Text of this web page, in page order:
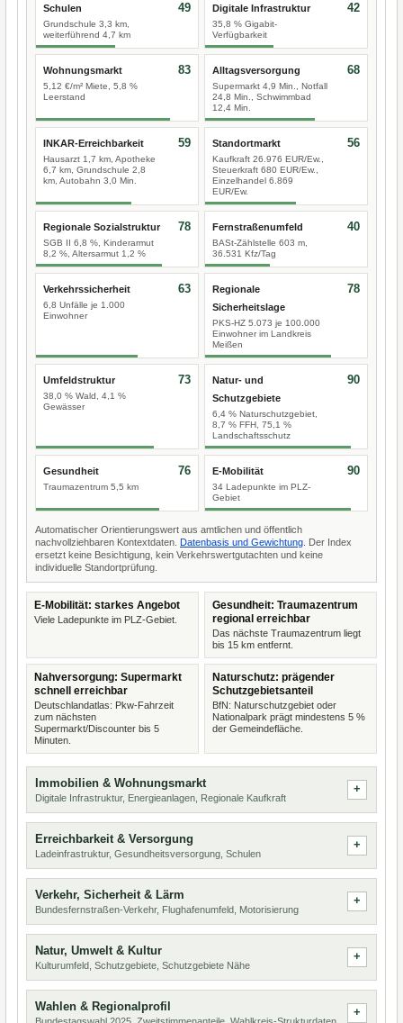
Schulen
Grundschule 3,3 km,
weiterführend 4,7 km
49 Digitale Infrastruktur
35,8 % Gigabit-
Verfügbarkeit
42
Wohnungsmarkt
5,12 €/m² Miete, 5,8 %
Leerstand
83 Alltagsversorgung
Supermarkt 4,9 Min., Notfall
24,8 Min., Schwimmbad
12,4 Min.
68
INKAR-Erreichbarkeit
Hausarzt 1,7 km, Apotheke
6,7 km, Grundschule 2,8
km, Autobahn 3,0 Min.
59 Standortmarkt
Kaufkraft 26.976 EUR/Ew.,
Steuerkraft 680 EUR/Ew.,
Einzelhandel 6.869
EUR/Ew.
56
Regionale Sozialstruktur
SGB II 6,8 %, Kinderarmut
8,2 %, Altersarmut 1,2 %
78 Fernstraßenumfeld
BASt-Zählstelle 603 m,
36.531 Kfz/Tag
40
Verkehrssicherheit
6,8 Unfälle je 1.000
Einwohner
63
Regionale
Sicherheitslage
PKS-HZ 5.073 je 100.000
Einwohner im Landkreis
Meißen
78
Umfeldstruktur
38,0 % Wald, 4,1 %
Gewässer
73
Natur- und
Schutzgebiete
6,4 % Naturschutzgebiet,
8,7 % FFH, 75,1 %
Landschaftsschutz
90
Gesundheit
Traumazentrum 5,5 km
76 E-Mobilität
34 Ladepunkte im PLZ-
Gebiet
90
Automatischer Orientierungswert aus amtlichen und öffentlich
nachvollziehbaren Kontextdaten. Datenbasis und Gewichtung . Der Index
ersetzt keine Besichtigung, kein Verkehrswertgutachten und keine
individuelle Standortprüfung.
E-Mobilität: starkes Angebot
Viele Ladepunkte im PLZ-Gebiet.
Gesundheit: Traumazentrum
regional erreichbar
Das nächste Traumazentrum liegt
bis 15 km entfernt.
Nahversorgung: Supermarkt
schnell erreichbar
Deutschlandatlas: Pkw-Fahrzeit
zum nächsten
Supermarkt/Discounter bis 5
Minuten.
Naturschutz: prägender
Schutzgebietsanteil
BfN: Naturschutzgebiet oder
Nationalpark prägt mindestens 5 %
der Gemeindefläche.
Immobilien & Wohnungsmarkt
Digitale Infrastruktur, Energieanlagen, Regionale Kaufkraft
Erreichbarkeit & Versorgung
Ladeinfrastruktur, Gesundheitsversorgung, Schulen
Verkehr, Sicherheit & Lärm
Bundesfernstraßen-Verkehr, Flughafenumfeld, Motorisierung
Natur, Umwelt & Kultur
Kulturumfeld, Schutzgebiete, Schutzgebiete Nähe
Wahlen & Regionalprofil